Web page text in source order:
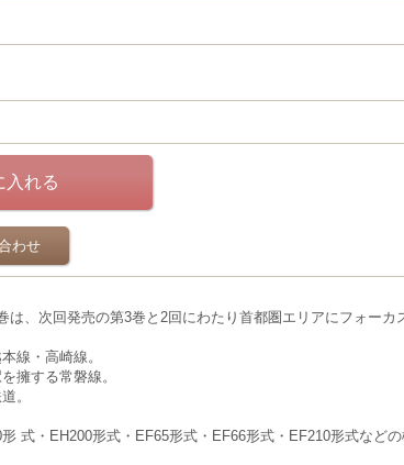
わせ
は、 次回発売の第3巻と2回にわたり首都圏エリアにフォーカ
線・高崎線。
擁する常磐線。
。
式・EH200形式・EF65形式・EF66形式・EF210形式など